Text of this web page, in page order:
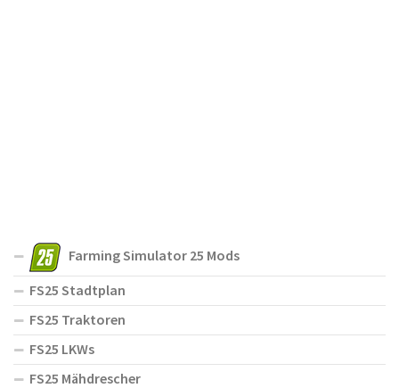
Farming Simulator 25 Mods
FS25 Stadtplan
FS25 Traktoren
FS25 LKWs
FS25 Mähdrescher